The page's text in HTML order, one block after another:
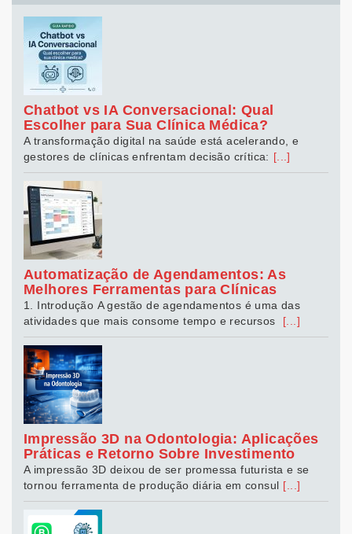
Chatbot vs IA Conversacional: Qual
Escolher para Sua Clínica Médica?
A transformação digital na saúde está acelerando, e
gestores de clínicas enfrentam decisão crítica: [...]
Automatização de Agendamentos: As
Melhores Ferramentas para Clínicas
1. Introdução A gestão de agendamentos é uma das
atividades que mais consome tempo e recursos
[...]
Impressão 3D na Odontologia: Aplicações
Práticas e Retorno Sobre Investimento
A impressão 3D deixou de ser promessa futurista e se
tornou ferramenta de produção diária em consul [...]